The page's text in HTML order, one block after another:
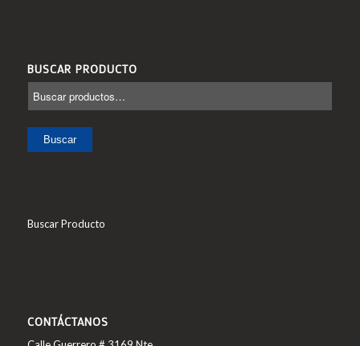
BUSCAR PRODUCTO
Buscar
Buscar Producto
CONTÁCTANOS